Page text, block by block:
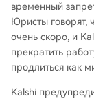
временный
Юристы говорят,
очень скоро, и
прекратить
продлиться как
Kalshi